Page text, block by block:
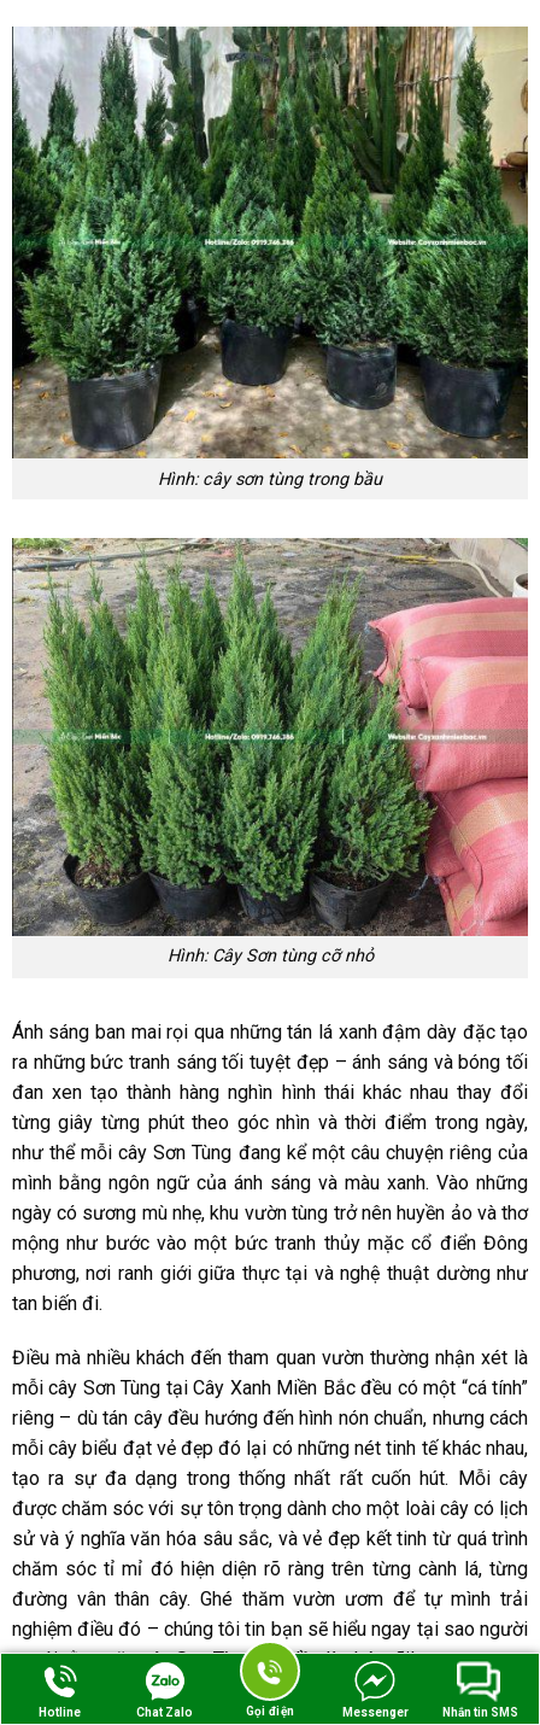
Hình: cây sơn tùng trong bầu
Hình: Cây Sơn tùng cỡ nhỏ
Ánh sáng ban mai rọi qua những tán lá xanh đậm dày đặc tạo
ra những bức tranh sáng tối tuyệt đẹp – ánh sáng và bóng tối
đan xen tạo thành hàng nghìn hình thái khác nhau thay đổi
từng giây từng phút theo góc nhìn và thời điểm trong ngày,
như thể mỗi cây Sơn Tùng đang kể một câu chuyện riêng của
mình bằng ngôn ngữ của ánh sáng và màu xanh. Vào những
ngày có sương mù nhẹ, khu vườn tùng trở nên huyền ảo và thơ
mộng như bước vào một bức tranh thủy mặc cổ điển Đông
phương, nơi ranh giới giữa thực tại và nghệ thuật dường như
tan biến đi.
Điều mà nhiều khách đến tham quan vườn thường nhận xét là
mỗi cây Sơn Tùng tại Cây Xanh Miền Bắc đều có một “cá tính”
riêng – dù tán cây đều hướng đến hình nón chuẩn, nhưng cách
mỗi cây biểu đạt vẻ đẹp đó lại có những nét tinh tế khác nhau,
tạo ra sự đa dạng trong thống nhất rất cuốn hút. Mỗi cây
được chăm sóc với sự tôn trọng dành cho một loài cây có lịch
sử và ý nghĩa văn hóa sâu sắc, và vẻ đẹp kết tinh từ quá trình
chăm sóc tỉ mỉ đó hiện diện rõ ràng trên từng cành lá, từng
đường vân thân cây. Ghé thăm vườn ươm để tự mình trải
nghiệm điều đó – chúng tôi tin bạn sẽ hiểu ngay tại sao người
ta nói rằng gặp cây Sơn Tùng một lần là nhớ mãi!
Hotline Chat Zalo Gọi điện Messenger Nhắn tin SMS